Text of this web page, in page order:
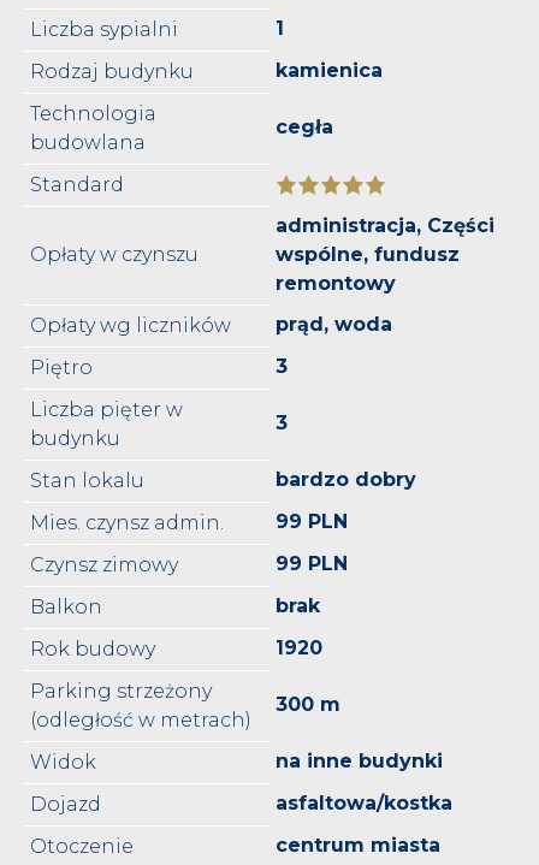
Liczba sypialni
1
Rodzaj budynku
kamienica
Technologia
budowlana
cegła
Standard
Opłaty w czynszu
administracja, Części
wspólne, fundusz
remontowy
Opłaty wg liczników
prąd, woda
Piętro
3
Liczba pięter w
budynku
3
Stan lokalu
bardzo dobry
Mies. czynsz admin.
99 PLN
Czynsz zimowy
99 PLN
Balkon
brak
Rok budowy
1920
Parking strzeżony
(odległość w metrach)
300 m
Widok
na inne budynki
Dojazd
asfaltowa/kostka
Otoczenie
centrum miasta